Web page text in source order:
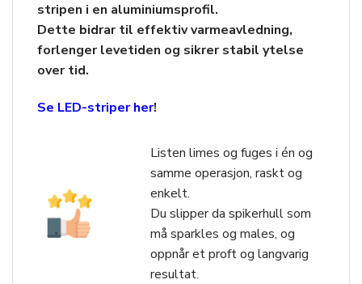
stripen i en aluminiumsprofil.
Dette bidrar til effektiv varmeavledning,
forlenger levetiden og sikrer stabil ytelse
over tid.
Se LED-striper her!
Listen limes og fuges i én og
samme operasjon, raskt og
enkelt.
Du slipper da spikerhull som
må sparkles og males, og
oppnår et proft og langvarig
resultat.